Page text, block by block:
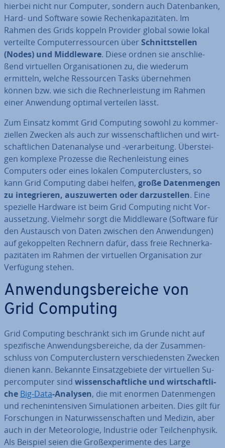
hierbei nicht nur Computer, sondern auch Da­ten­ban­ken,
Hard- und Software sowie Re­chen­ka­pa­zi­tä­ten. Im
Rahmen des Grids koppeln Provider global sowie lokal
verteilte Com­pu­ter­res­sour­cen über Schnitt­stel­len
(Nodes) und Midd­le­wa­re. Diese ordnen sie an­schlie­
ßend vir­tu­el­len Or­ga­ni­sa­tio­nen zu, die wiederum
ermitteln, welche Res­sour­cen Tasks über­neh­men
können bzw. wie sich die Rech­ner­leis­tung im Rahmen
einer Anwendung optimal verteilen lässt.
Zum Einsatz kommt Grid Computing sowohl zu kom­mer­
zi­el­len Zwecken als auch zur wis­sen­schaft­li­chen und wirt­
schaft­li­chen Da­ten­ana­ly­se und -ver­ar­bei­tung. Über­stei­
gen komplexe Prozesse die Re­chen­leis­tung eines
Computers oder eines lokalen Com­pu­ter­clus­ters, so
kann Grid Computing dabei helfen, große Da­ten­men­gen
zu in­te­grie­ren, aus­zu­wer­ten oder dar­zu­stel­len. Eine
spezielle Hardware ist beim Grid Computing nicht Vor­
aus­set­zung. Vielmehr sorgt die Midd­le­wa­re (Software für
den Austausch von Daten zwischen den An­wen­dun­gen)
auf ge­kop­pel­ten Rechnern dafür, dass freie Rech­ner­ka­
pa­zi­tä­ten im Rahmen der vir­tu­el­len Or­ga­ni­sa­ti­on zur
Verfügung stehen.
An­wen­dungs­be­rei­che von
Grid Computing
Grid Computing be­schränkt sich im Grunde nicht auf
spe­zi­fi­sche An­wen­dungs­be­rei­che, da der Zu­sam­men­
schluss von Com­pu­ter­clus­tern ver­schie­dens­ten Zwecken
dienen kann. Bekannte Ein­satz­ge­bie­te der vir­tu­el­len Su­
per­com­pu­ter sind wis­sen­schaft­li­che und wirt­schaft­li­
che Big-Data-Analysen, die mit enormen Da­ten­men­gen
und re­chen­in­ten­si­ven Si­mu­la­tio­nen arbeiten. Dies gilt für
For­schun­gen in Na­tur­wis­sen­schaf­ten und Medizin, aber
auch in der Me­teo­ro­lo­gie, Industrie oder Teil­chen­phy­sik.
Als Beispiel seien die Groß­ex­pe­ri­men­te des Large